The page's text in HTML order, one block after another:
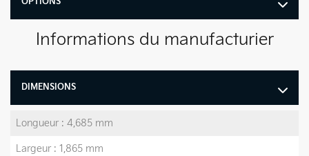
Informations du manufacturier
DIMENSIONS
Longueur : 4,685 mm
Largeur : 1,865 mm